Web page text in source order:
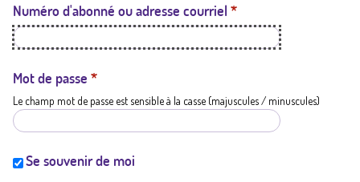
t
a
t
i
Numéro d'abonné ou adresse courriel *
Mot de passe *
Le champ mot de passe est sensible à la casse (majuscules / minuscules)
Se souvenir de moi